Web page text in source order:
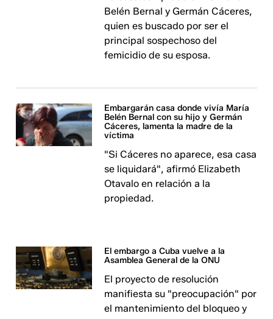
Belén Bernal y Germán Cáceres,
quien es buscado por ser el
principal sospechoso del
femicidio de su esposa.
Embargarán casa donde vivía María
Belén Bernal con su hijo y Germán
Cáceres, lamenta la madre de la
víctima
"Si Cáceres no aparece, esa casa
se liquidará", afirmó Elizabeth
Otavalo en relación a la
propiedad.
El embargo a Cuba vuelve a la
Asamblea General de la ONU
El proyecto de resolución
manifiesta su "preocupación" por
el mantenimiento del bloqueo y